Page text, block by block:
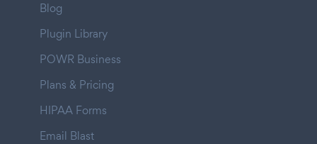
Blog
Plugin Library
POWR Business
Plans & Pricing
HIPAA Forms
Email Blast